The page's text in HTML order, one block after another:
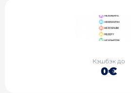
Кэшбэк до
0€